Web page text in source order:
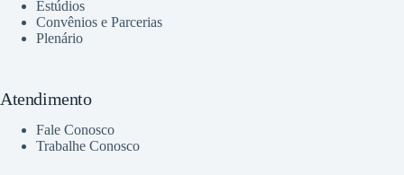
Estúdios
Convênios e Parcerias
Plenário
Atendimento
Fale Conosco
Trabalhe Conosco